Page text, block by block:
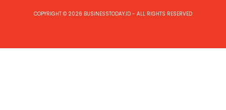
COPYRIGHT © 2026 BUSINESSTODAY.ID - ALL RIGHTS RESERVED